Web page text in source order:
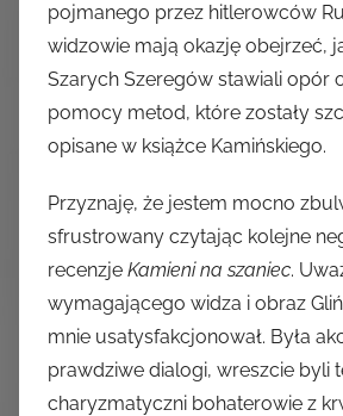
pojmanego przez hitlerowców
widzowie mają okazję obejrzeć,
Szarych Szeregów stawiali opór
pomocy metod, które zostały
opisane w książce Kamińskiego.
Przyznaję, że jestem mocno
sfrustrowany czytając kolejne
recenzje Kamieni na szaniec.
wymagającego widza i obraz
mnie usatysfakcjonował. Była
prawdziwe dialogi, wreszcie byli
charyzmatyczni bohaterowie z